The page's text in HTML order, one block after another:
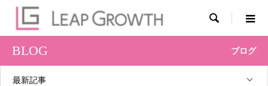

BLOG ブログ
最新記事